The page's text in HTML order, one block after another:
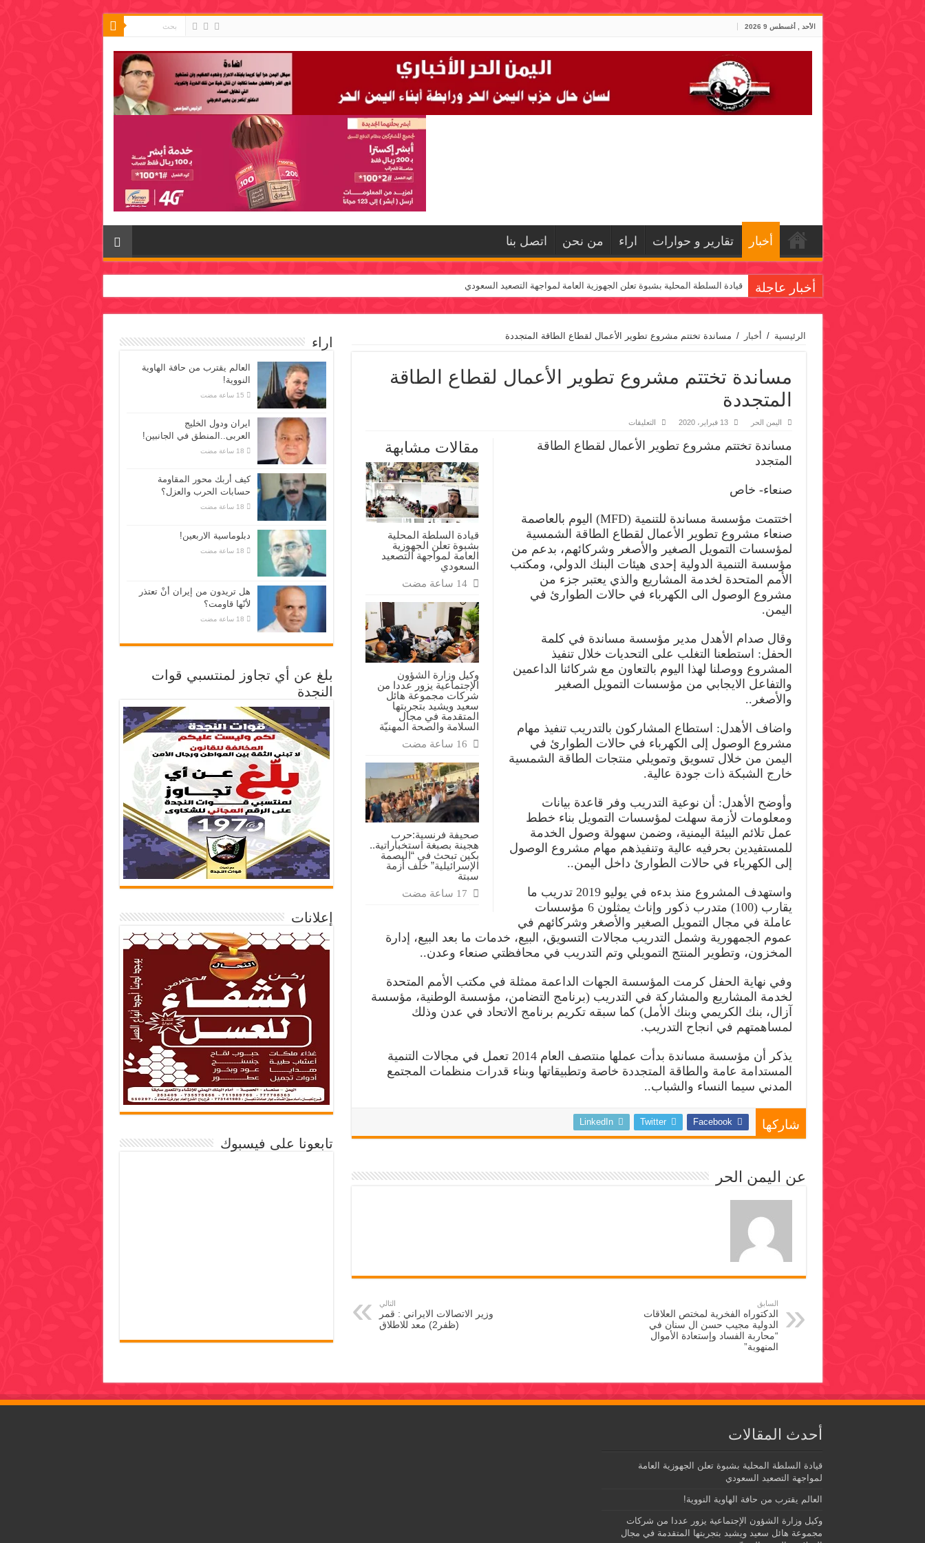
الأحد , أغسطس 9 2026
أخبار تقارير و حوارات اراء من نحن اتصل بنا
أخبار عاجلة قيادة السلطة المحلية بشبوة تعلن الجهوزية العامة لمواجهة التصعيد السعودي
الرئيسية / أخبار / مساندة تختتم مشروع تطوير الأعمال لقطاع الطاقة المتجددة
مساندة تختتم مشروع تطوير الأعمال لقطاع الطاقة
المتجددة
اليمن الحر 13 فبراير، 2020 التعليقات
تختتم
مشروع
مقالات مشابهة
قيادة السلطة المحلية
بشبوة تعلن الجهوزية
العامة لمواجهة التصعيد
السعودي
‏14 ساعة مضت
وكيل وزارة الشؤون
الإجتماعية يزور عددا من
شركات مجموعة هائل
سعيد ويشيد بتجربتها
المتقدمة في مجال
السلامة والصحة المهنيّة
صحيفة فرنسية:حرب
هجينة بصبغة استخباراتية..
بكين تبحث في “البصمة
الإسرائيلية” خلف أزمة
سبتة
مساندة تختتم مشروع تطوير الأعمال لقطاع الطاقة
المتجدد
صنعاء- خاص
اختتمت مؤسسة مساندة للتنمية (MFD) اليوم بالعاصمة
صنعاء مشروع تطوير الأعمال لقطاع الطاقة الشمسية
لمؤسسات التمويل الصغير والأصغر وشركائهم، بدعم من
مؤسسة التنمية الدولية إحدى هيئات البنك الدولي، ومكتب
الأمم المتحدة لخدمة المشاريع والذي يعتبر جزء من
مشروع الوصول الى الكهرباء في حالات الطوارئ في
اليمن.
وقال صدام الأهدل مدير مؤسسة مساندة في كلمة
الحفل: استطعنا التغلب على التحديات خلال تنفيذ
المشروع ووصلنا لهذا اليوم بالتعاون مع شركائنا الداعمين
والتفاعل الايجابي من مؤسسات التمويل الصغير
والأصغر..
واضاف الأهدل: استطاع المشاركون بالتدريب تنفيذ مهام
مشروع الوصول إلى الكهرباء في حالات الطوارئ في
اليمن من خلال تسويق وتمويلي منتجات الطاقة الشمسية
خارج الشبكة ذات جودة عالية.
وأوضح الأهدل: أن نوعية التدريب وفر قاعدة بيانات
ومعلومات لأزمة سهلت لمؤسسات التمويل بناء خطط
عمل تلائم البيئة اليمنية، وضمن سهولة وصول الخدمة
للمستفيدين بحرفيه عالية وتنفيذهم مهام مشروع الوصول
إلى الكهرباء في حالات الطوارئ داخل اليمن..
واستهدف المشروع منذ بدءه في يوليو 2019 تدريب ما
يقارب (100) متدرب ذكور وإناث يمثلون 6 مؤسسات
عاملة في مجال التمويل الصغير والأصغر وشركائهم في
عموم الجمهورية وشمل التدريب مجالات التسويق، البيع، خدمات ما بعد البيع، إدارة
المخزون، وتطوير المنتج التمويلي وتم التدريب في محافظتي صنعاء وعدن..
وفي نهاية الحفل كرمت المؤسسة الجهات الداعمة ممثلة في مكتب الأمم المتحدة
لخدمة المشاريع والمشاركة في التدريب (برنامج التضامن، مؤسسة الوطنية، مؤسسة
آزال، بنك الكريمي وبنك الأمل) كما سبقه تكريم برنامج الاتحاد في عدن وذلك
لمساهمتهم في انجاح التدريب.
يذكر أن مؤسسة مساندة بدأت عملها منتصف العام 2014 تعمل في مجالات التنمية
المستدامة عامة والطاقة المتجددة خاصة وتطبيقاتها وبناء قدرات منظمات المجتمع
المدني سيما النساء والشباب..
شاركها Facebook
Twitter
LinkedIn
عن اليمن الحر
السابق
الدكتوراه الفخرية لمختص العلاقات
الدولية مجيب حسن ال سنان في
“محاربة الفساد وإستعادة الأموال
المنهوبة”
التالي
وزير الاتصالات الايراني : قمر
(ظفر2) معد للاطلاق
اراء
العالم يقترب من حافة الهاوية
النووية!
ايران ودول الخليج
العربى..المنطق في الجانبين!
كيف أربك محور المقاومة
حسابات الحرب والعزل؟
دبلوماسية الاربعين!
هل تريدون من إيران أنْ تعتذر
لأنّها قاومت؟
بلغ عن أي تجاوز لمنتسبي قوات
النجدة
إعلانات
تابعونا على فيسبوك
أحدث المقالات
قيادة السلطة المحلية بشبوة تعلن الجهوزية العامة
لمواجهة التصعيد السعودي
العالم يقترب من حافة الهاوية النووية!
وكيل وزارة الشؤون الإجتماعية يزور عددا من شركات
مجموعة هائل سعيد ويشيد بتجربتها المتقدمة في مجال